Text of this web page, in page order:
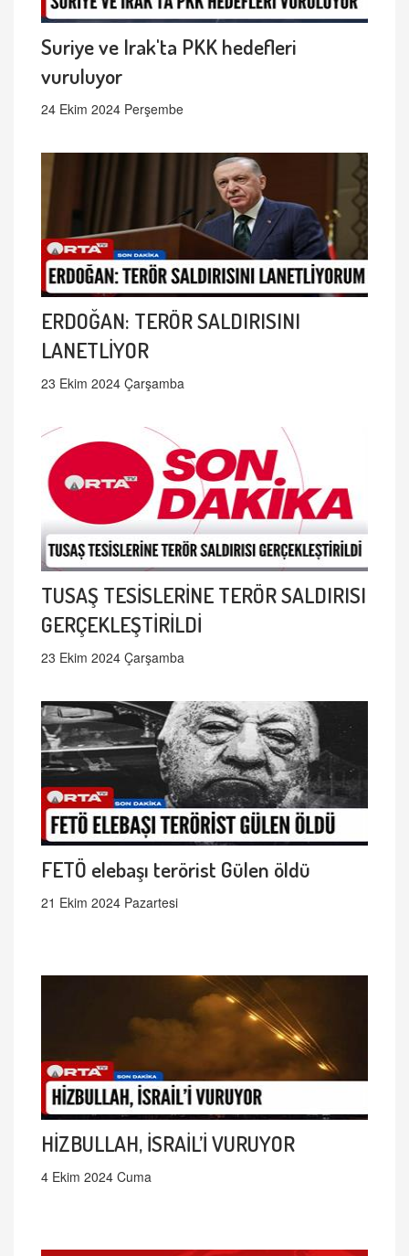
Suriye ve Irak'ta PKK hedefleri
vuruluyor
24 Ekim 2024 Perşembe
ERDOĞAN: TERÖR SALDIRISINI
LANETLİYOR
23 Ekim 2024 Çarşamba
TUSAŞ TESİSLERİNE TERÖR SALDIRISI
GERÇEKLEŞTİRİLDİ
23 Ekim 2024 Çarşamba
FETÖ elebaşı terörist Gülen öldü
21 Ekim 2024 Pazartesi
HİZBULLAH, İSRAİL’İ VURUYOR
4 Ekim 2024 Cuma